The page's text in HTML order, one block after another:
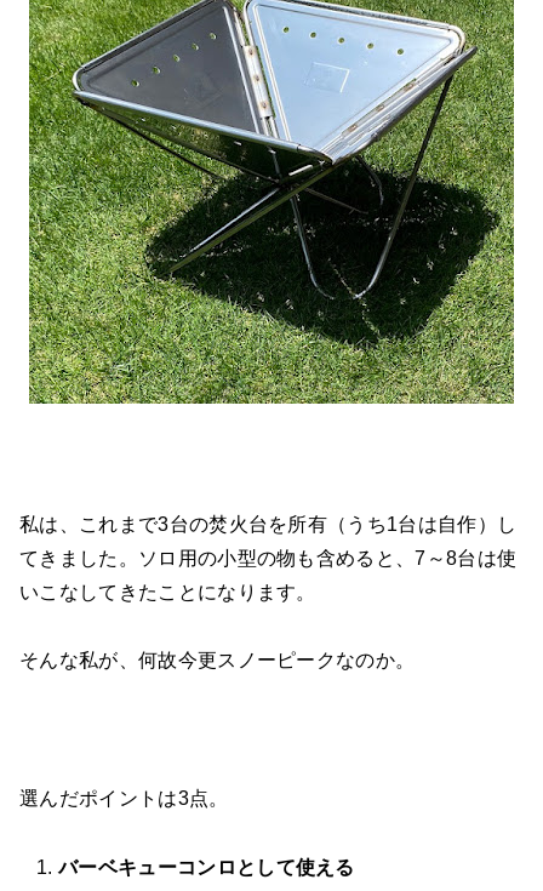
私は、これまで3台の焚火台を所有（うち1台は自作）し
てきました。ソロ用の小型の物も含めると、7～8台は使
いこなしてきたことになります。
そんな私が、何故今更スノーピークなのか。
選んだポイントは3点。
バーベキューコンロとして使える